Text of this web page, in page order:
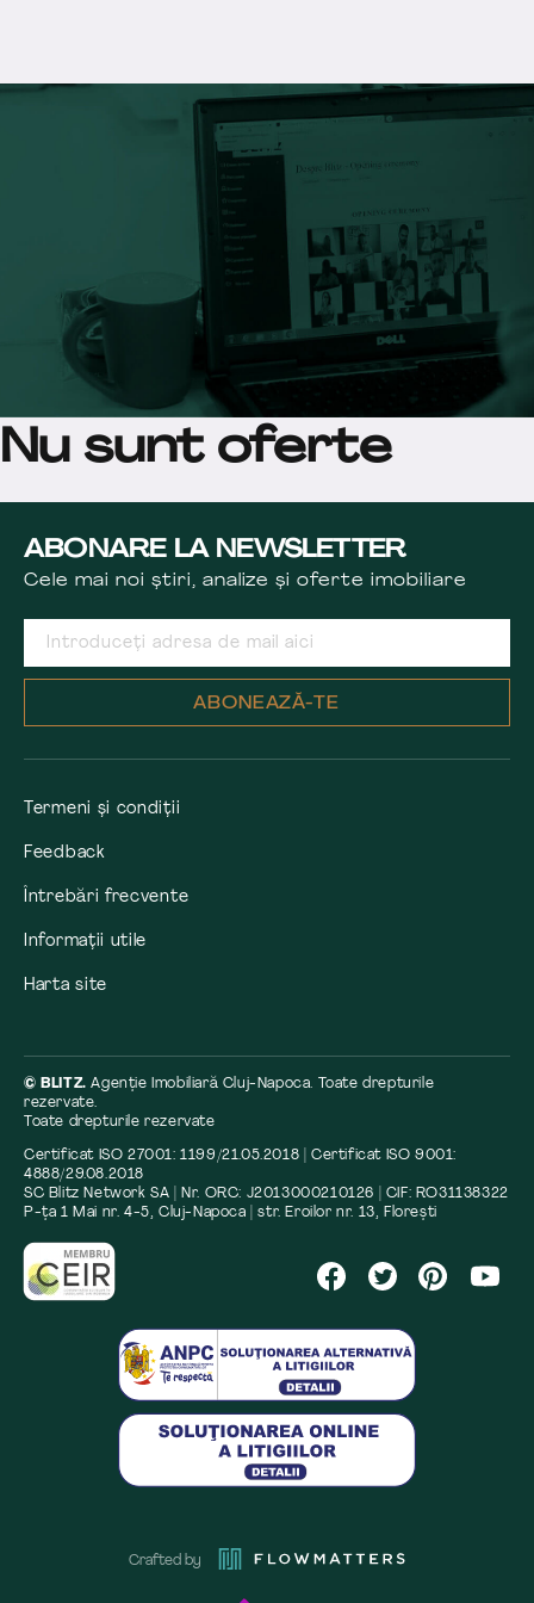
Nu sunt oferte
ABONARE LA NEWSLETTER
Cele mai noi știri, analize și oferte imobiliare
ABONEAZĂ-TE
Termeni și condiții
Feedback
Întrebări frecvente
Informații utile
Harta site
© BLITZ.Agenție Imobiliară Cluj-Napoca. Toate drepturile
rezervate.
Toate drepturile rezervate
Certificat ISO 27001: 1199/21.05.2018 | Certificat ISO 9001:
4888/29.08.2018
SC Blitz Network SA | Nr. ORC: J2013000210126 | CIF: RO31138322
P-ța 1 Mai nr. 4-5, Cluj-Napoca | str. Eroilor nr. 13, Florești
Crafted by